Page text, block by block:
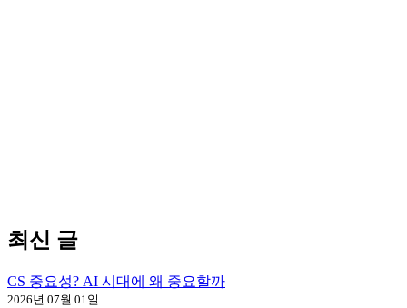
최신 글
CS 중요성? AI 시대에 왜 중요할까
2026년 07월 01일